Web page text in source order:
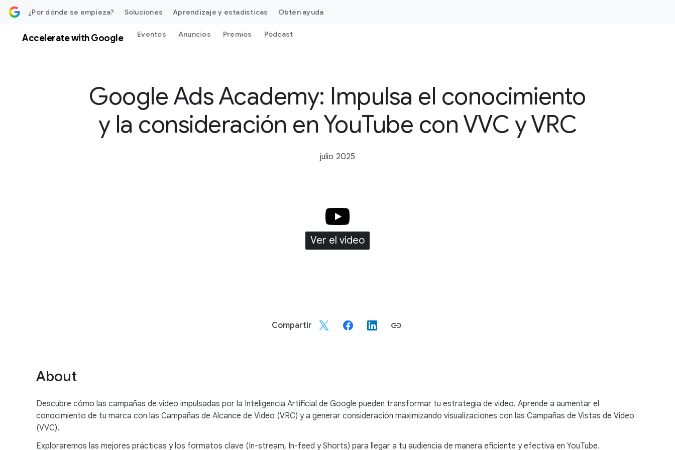
¿Por dónde se empieza? Soluciones Aprendizaje y estadísticas Obtén ayuda
Accelerate with Google Eventos Anuncios Premios Pódcast
Google Ads Academy: Impulsa el conocimiento
y la consideración en YouTube con VVC y VRC
julio 2025
Ver el video
o
d
l
Compartir
About
Descubre cómo las campañas de video impulsadas por la Inteligencia Artificial de Google pueden transformar tu estrategia de video. Aprende a aumentar el
conocimiento de tu marca con las Campañas de Alcance de Video (VRC) y a generar consideración maximizando visualizaciones con las Campañas de Vistas de Video
(VVC).
Exploraremos las mejores prácticas y los formatos clave (In-stream, In-feed y Shorts) para llegar a tu audiencia de manera eficiente y efectiva en YouTube.